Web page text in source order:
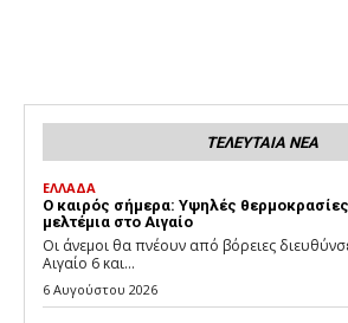
ΤΕΛΕΥΤΑΙΑ ΝΕΑ
ΕΛΛΑΔΑ
Ο καιρός σήμερα: Υψηλές
μελτέμια στο Αιγαίο
Οι άνεμοι θα πνέουν από βόρειες
Αιγαίο 6 και...
6 Αυγούστου 2026